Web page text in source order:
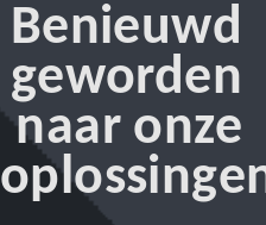
Benieuwd
geworden
naar onze